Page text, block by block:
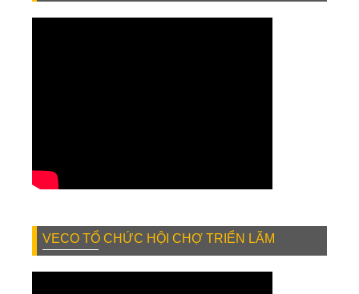
VECO TỔ CHỨC HỘI CHỢ TRIỂN LÃM